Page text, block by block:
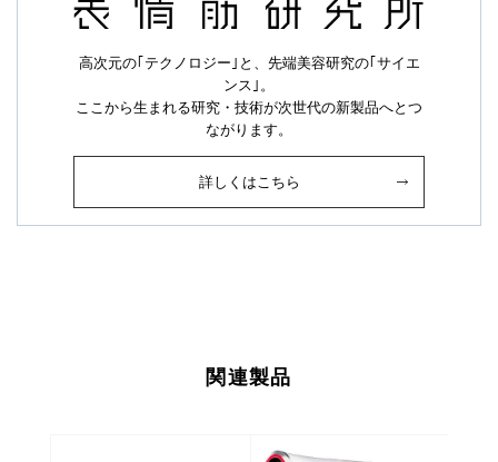
高次元の｢テクノロジー｣と、先端美容研究の｢サイエ
ンス｣。
ここから生まれる研究・技術が次世代の新製品へとつ
ながります。
詳しくはこちら
関連製品